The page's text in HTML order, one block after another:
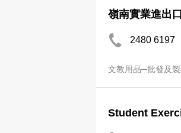
嶺南實業進出
2480 6197
文教用品─批發及
Student